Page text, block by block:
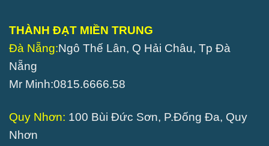
THÀNH ĐẠT MIỀN TRUNG
Đà Nẵng:Ngô Thế Lân, Q Hải Châu, Tp Đà
Nẵng
Mr Minh:0815.6666.58
Quy Nhơn: 100 Bùi Đức Sơn, P.Đống Đa, Quy
Nhơn